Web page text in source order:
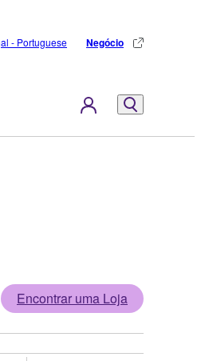
- Portuguese Negócio
Encontrar uma Loja